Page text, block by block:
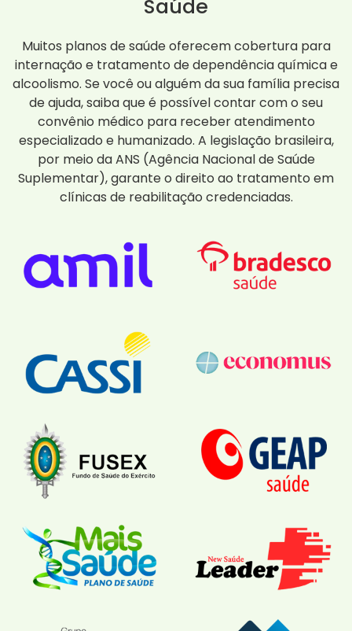
Saúde
Muitos planos de saúde oferecem cobertura para
internação e tratamento de dependência química e
alcoolismo. Se você ou alguém da sua família precisa
de ajuda, saiba que é possível contar com o seu
convênio médico para receber atendimento
especializado e humanizado. A legislação brasileira,
por meio da ANS (Agência Nacional de Saúde
Suplementar), garante o direito ao tratamento em
clínicas de reabilitação credenciadas.